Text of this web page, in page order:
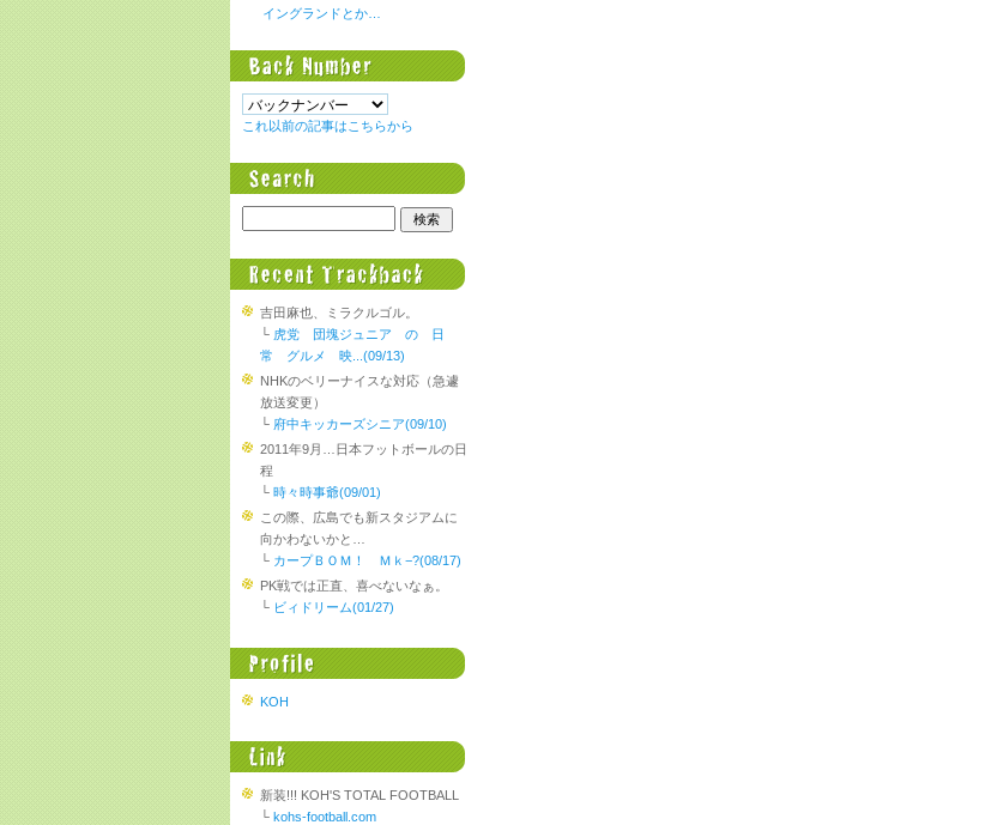
イングランドとか…
これ以前の記事はこちらから
吉田麻也、ミラクルゴル。
└ 虎党 団塊ジュニア の 日
常 グルメ 映...(09/13)
NHKのベリーナイスな対応（急遽
放送変更）
└ 府中キッカーズシニア(09/10)
2011年9月…日本フットボールの日
程
└ 時々時事爺(09/01)
この際、広島でも新スタジアムに
向かわないかと…
└ カープＢＯＭ！ Ｍｋ−?(08/17)
PK戦では正直、喜べないなぁ。
└ ビィドリーム(01/27)
KOH
新装!!! KOH'S TOTAL FOOTBALL
└ kohs-football.com